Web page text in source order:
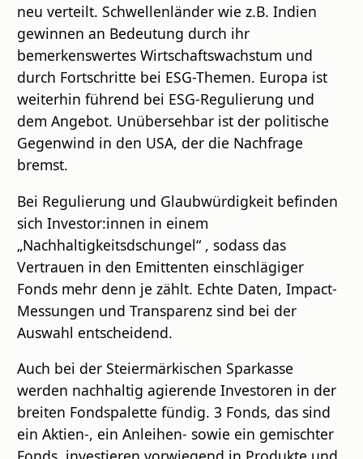
neu verteilt. Schwellenländer wie z.B. Indien
gewinnen an Bedeutung durch ihr
bemerkenswertes Wirtschaftswachstum und
durch Fortschritte bei ESG-Themen. Europa ist
weiterhin führend bei ESG-Regulierung und
dem Angebot. Unübersehbar ist der politische
Gegenwind in den USA, der die Nachfrage
bremst.
Bei Regulierung und Glaubwürdigkeit befinden
sich Investor:innen in einem
„Nachhaltigkeitsdschungel“ , sodass das
Vertrauen in den Emittenten einschlägiger
Fonds mehr denn je zählt. Echte Daten, Impact-
Messungen und Transparenz sind bei der
Auswahl entscheidend.
Auch bei der Steiermärkischen Sparkasse
werden nachhaltig agierende Investoren in der
breiten Fondspalette fündig. 3 Fonds, das sind
ein Aktien-, ein Anleihen- sowie ein gemischter